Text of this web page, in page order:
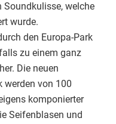
Soundkulisse, welche
wurde.
den Europa-Park
zu einem ganz
Die neuen
werden von 100
komponierter
Seifenblasen und